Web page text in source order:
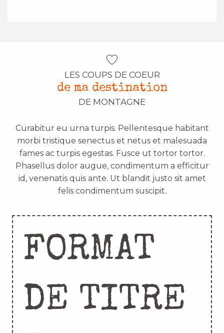
LES COUPS DE COEUR
de ma destination
DE MONTAGNE
Curabitur eu urna turpis. Pellentesque habitant
morbi tristique senectus et netus et malesuada
fames ac turpis egestas. Fusce ut tortor tortor.
Phasellus dolor augue, condimentum a efficitur
id, venenatis quis ante. Ut blandit justo sit amet
felis condimentum suscipit.
FORMAT
DE TITRE